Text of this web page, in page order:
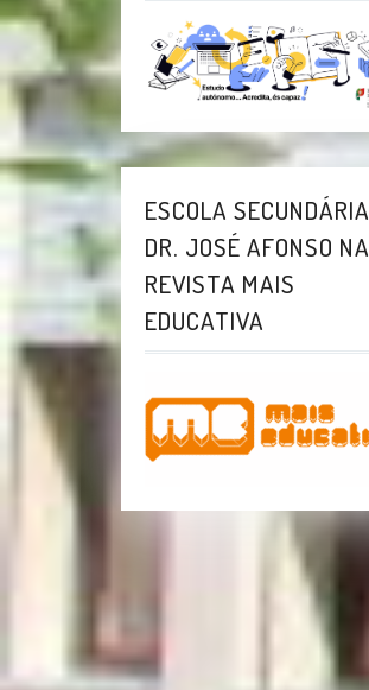
ESCOLA SECUNDÁRIA
DR. JOSÉ AFONSO NA
REVISTA MAIS
EDUCATIVA